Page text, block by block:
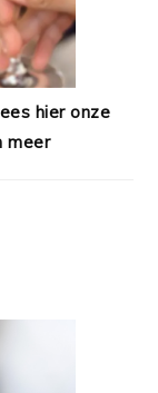
hier onze
meer